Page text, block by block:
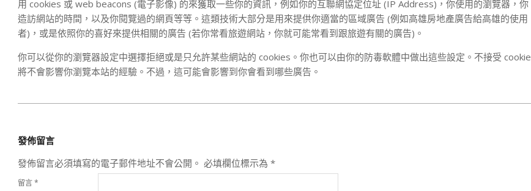
用 cookies 或 web beacons (電子影像) 的來獲取一些你的資訊，例如你的互聯網協定位址 (IP Address)，你使用的瀏覽器，你
造訪網站的時間，以及你閱覽過的網頁等等。這類技術大部分是用來提供你適當的區域廣告 (例如高雄房地產廣告給高雄的使用
者)，或是依照你的喜好來提供相關的廣告 (若你常看旅遊網站，你就可能常看到跟旅遊有關的廣告)。
你可以從你的瀏覽器設定中選擇拒絕或是只允許某些網站的 cookies。你也可以由你的防毒軟體中做出這些設定。不接受 cookie
將不會影響你瀏覽本站的經驗。不過，這可能會影響到你會看到哪些廣告。
04
發佈留言
發佈留言必須填寫的電子郵件地址不會公開。 必填欄位標示為 *
留言*